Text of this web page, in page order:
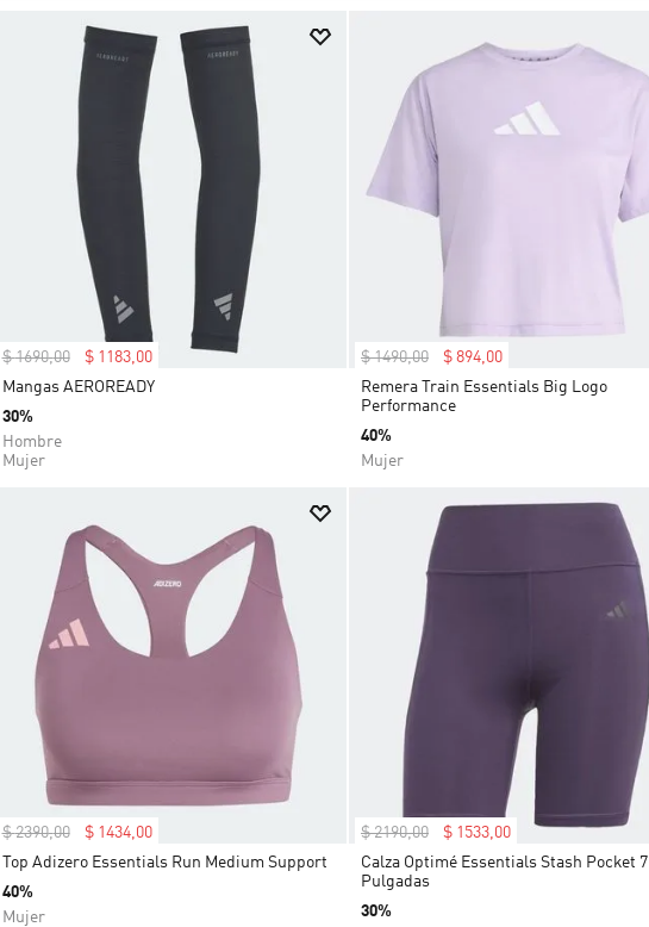
$ 1690,00 $ 1183, 00
Mangas AEROREADY
30%
Hombre
Mujer
$ 1490,00 $ 894 00
Remera Train Essentials Big Logo
Performance
40%
Mujer
$ 2390,00 $ 1434,00
Top Adizero Essentials Run Medium Support
40%
Mujer
$ 2190,00 $ 1533,00
Calza Optimé Essentials Stash Pocket 7
Pulgadas
30%
CAMPERAS
DROPSET